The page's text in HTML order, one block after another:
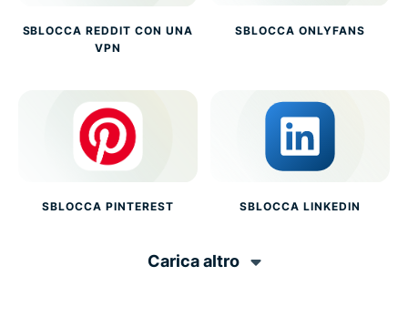
SBLOCCA REDDIT CON UNA
VPN
SBLOCCA ONLYFANS
SBLOCCA PINTEREST SBLOCCA LINKEDIN
Carica altro